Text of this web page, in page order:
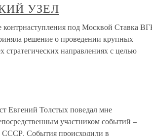
УЗЕЛ
под Москвой Ставка
решение о проведении крупных
стратегических направлениях с целью
Евгений Толстых поведал мне
участником событий –
СССР. События происходили в